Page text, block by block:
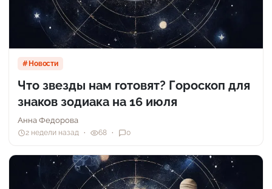
Новости
Что звезды нам готовят? Гороскоп для
знаков зодиака на 16 июля
Анна Федорова
2 недели назад 68 0